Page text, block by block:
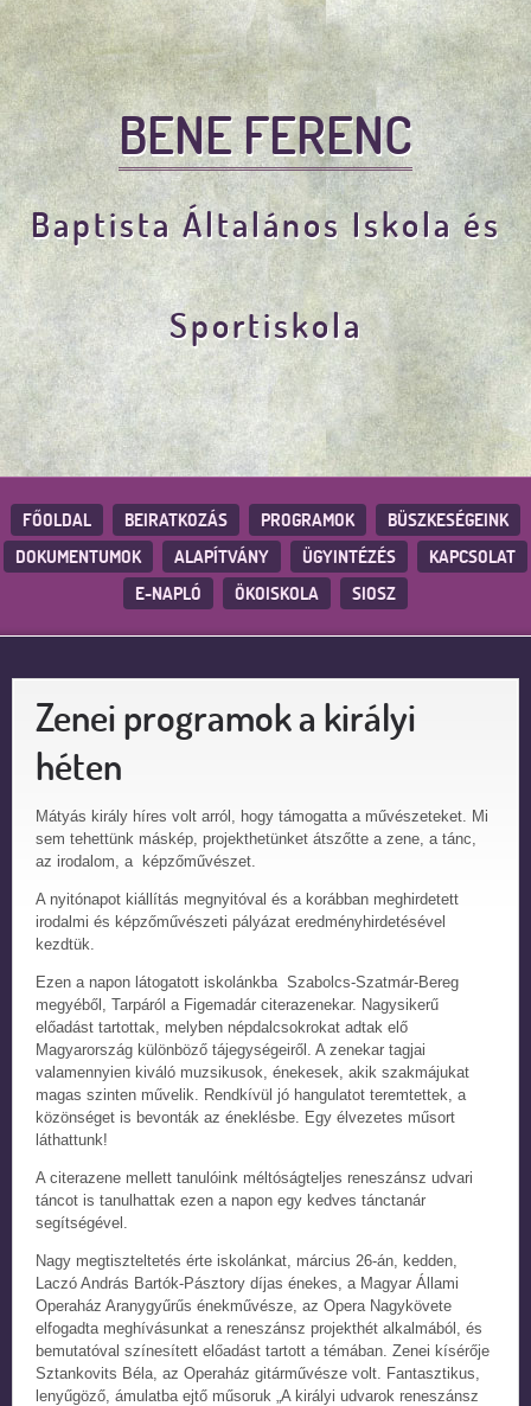
BENE FERENC
Baptista Általános Iskola és
Sportiskola
FŐOLDAL BEIRATKOZÁS PROGRAMOK
BÜSZKESÉGEINK
DOKUMENTUMOK
ALAPÍTVÁNY ÜGYINTÉZÉS
KAPCSOLAT
E-NAPLÓ
ÖKOISKOLA SIOSZ
Zenei programok a királyi
héten
Mátyás király híres volt arról, hogy támogatta a művészeteket. Mi
sem tehettünk máskép, projekthetünket átszőtte a zene, a tánc,
az irodalom, a képzőművészet.
A nyitónapot kiállítás megnyitóval és a korábban meghirdetett
irodalmi és képzőművészeti pályázat eredményhirdetésével
kezdtük.
Ezen a napon látogatott iskolánkba Szabolcs-Szatmár-Bereg
megyéből, Tarpáról a Figemadár citerazenekar. Nagysikerű
előadást tartottak, melyben népdalcsokrokat adtak elő
Magyarország különböző tájegységeiről. A zenekar tagjai
valamennyien kiváló muzsikusok, énekesek, akik szakmájukat
magas szinten művelik. Rendkívül jó hangulatot teremtettek, a
közönséget is bevonták az éneklésbe. Egy élvezetes műsort
láthattunk!
A citerazene mellett tanulóink méltóságteljes reneszánsz udvari
táncot is tanulhattak ezen a napon egy kedves tánctanár
segítségével.
Nagy megtiszteltetés érte iskolánkat, március 26-án, kedden,
Laczó András Bartók-Pásztory díjas énekes, a Magyar Állami
Operaház Aranygyűrűs énekművésze, az Opera Nagykövete
elfogadta meghívásunkat a reneszánsz projekthét alkalmából, és
bemutatóval színesített előadást tartott a témában. Zenei kísérője
Sztankovits Béla, az Operaház gitárművésze volt. Fantasztikus,
lenyűgöző, ámulatba ejtő műsoruk „A királyi udvarok reneszánsz